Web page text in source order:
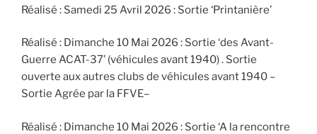
Réalisé : Samedi 25 Avril 2026 : Sortie ‘Printanière’
Réalisé : Dimanche 10 Mai 2026 : Sortie ‘des Avant-
Guerre ACAT-37’ (véhicules avant 1940) . Sortie
ouverte aux autres clubs de véhicules avant 1940 –
Sortie Agrée par la FFVE–
Réalisé : Dimanche 10 Mai 2026 : Sortie ‘A la rencontre